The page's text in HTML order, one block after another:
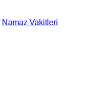
Namaz Vakitleri